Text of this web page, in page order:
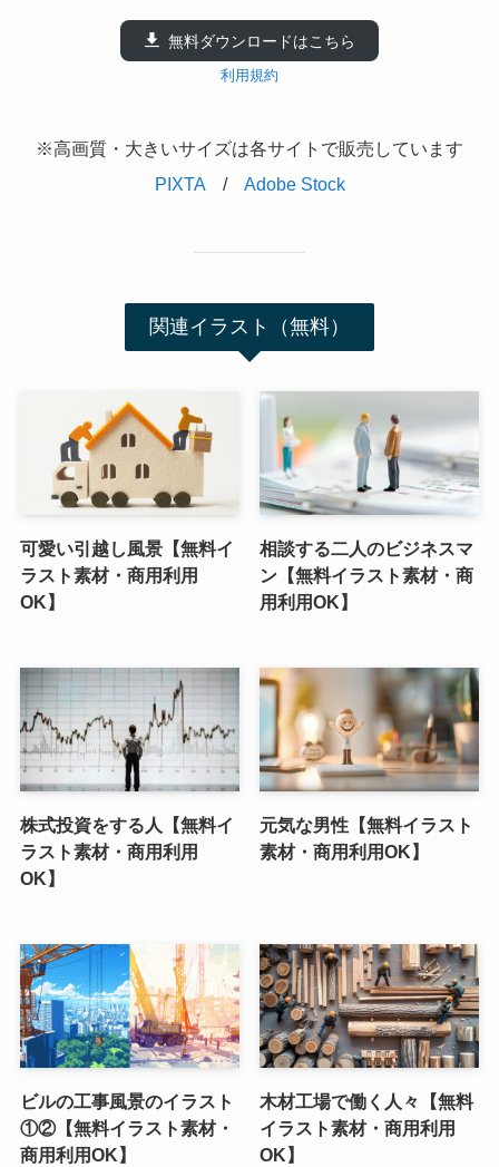
無料ダウンロードはこちら
利用規約
※高画質・大きいサイズは各サイトで販売しています
PIXTA/ Adobe Stock
関連イラスト（無料）
可愛い引越し風景【無料イ
ラスト素材・商用利用
OK】
相談する二人のビジネスマ
ン【無料イラスト素材・商
用利用OK】
株式投資をする人【無料イ
ラスト素材・商用利用
OK】
元気な男性【無料イラスト
素材・商用利用OK】
ビルの工事風景のイラスト
①②【無料イラスト素材・
商用利用OK】
木材工場で働く人々【無料
イラスト素材・商用利用
OK】